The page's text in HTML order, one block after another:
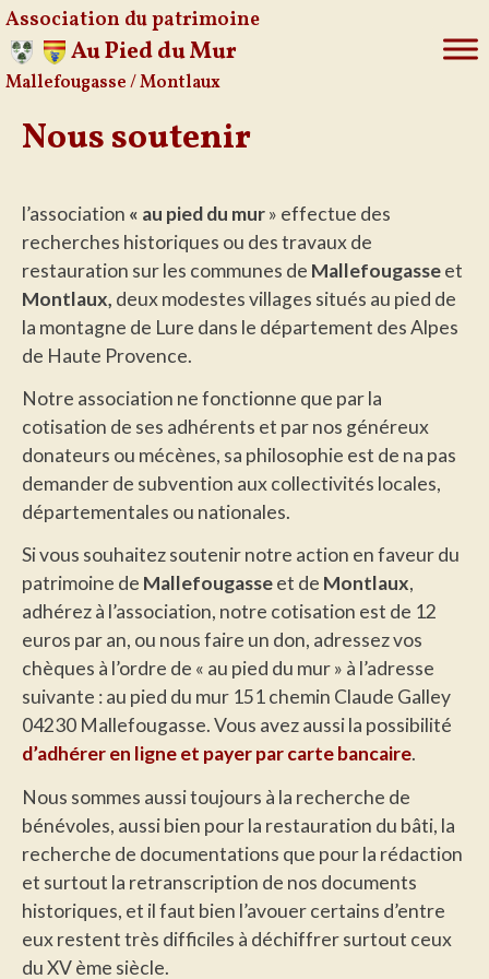
Aller
contenu
Association du patrimoine
Au Pied du Mur
Mallefougasse / Montlaux
Nous soutenir
l’association « au pied du mur» effectue des
recherches historiques ou des travaux de
restauration sur les communes de Mallefougasseet
Montlaux, deux modestes villages situés au pied de
la montagne de Lure dans le département des Alpes
de Haute Provence.
Notre association ne fonctionne que par la
cotisation de ses adhérents et par nos généreux
donateurs ou mécènes, sa philosophie est de na pas
demander de subvention aux collectivités locales,
départementales ou nationales.
Si vous souhaitez soutenir notre action en faveur du
patrimoine de Mallefougasseet de Montlaux,
adhérez à l’association, notre cotisation est de 12
euros par an, ou nous faire un don, adressez vos
chèques à l’ordre de « au pied du mur » à l’adresse
suivante : au pied du mur 151 chemin Claude Galley
04230 Mallefougasse. Vous avez aussi la possibilité
d’adhérer en ligne et payer par carte bancaire.
Nous sommes aussi toujours à la recherche de
bénévoles, aussi bien pour la restauration du bâti, la
recherche de documentations que pour la rédaction
et surtout la retranscription de nos documents
historiques, et il faut bien l’avouer certains d’entre
eux restent très difficiles à déchiffrer surtout ceux
du XV ème siècle.